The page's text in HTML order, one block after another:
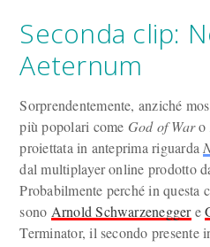
Seconda clip:
Aeternum
Sorprendentemente, anziché
più popolari come God of Waro
proiettata in anteprima riguarda
dal multiplayer online prodotto
Probabilmente perché in questa
sono Arnold Schwarzeneggere
Terminator, il secondo presente